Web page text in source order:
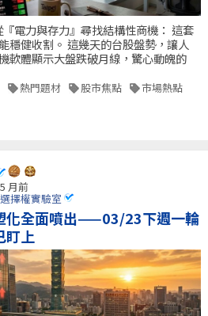
電力與存力』尋找結構性商機： 這套
穩健收割。 這幾天的台股盤勢，讓人
軟體顯示大盤跌破月線，驚心動魄的
熱門題材 股市焦點 市場熱點
月前
擇權實驗室
化全面噴出——03/23下週一輪
盯上